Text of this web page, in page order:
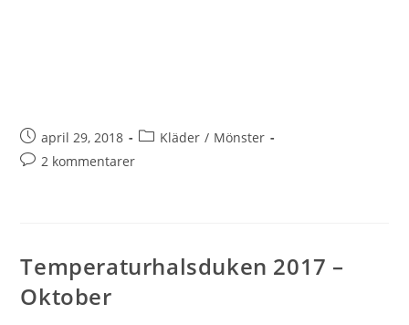
april 29, 2018 Kläder / Mönster
2 kommentarer
Temperaturhalsduken 2017 –
Oktober